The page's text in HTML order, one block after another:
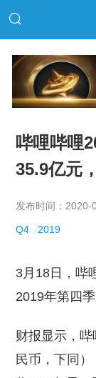
哔哩哔哩
35.9亿元
发布时间：
Q4 2019
3月18日，哔
2019年第四
财报显示，
民币，下同